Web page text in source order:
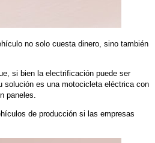
no solo cuesta dinero, sino también
si bien la electrificación puede ser
solución es una motocicleta eléctrica con
paneles.
de producción si las empresas